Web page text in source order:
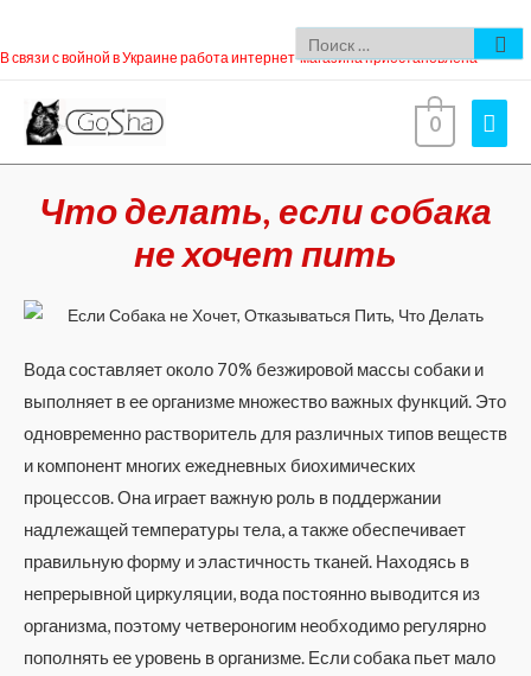
В связи с войной в Украине работа интернет-магазина приостановлена
0
Что делать, если собака
не хочет пить
Вода составляет около 70% безжировой массы собаки и
выполняет в ее организме множество важных функций. Это
одновременно растворитель для различных типов веществ
и компонент многих ежедневных биохимических
процессов. Она играет важную роль в поддержании
надлежащей температуры тела, а также обеспечивает
правильную форму и эластичность тканей. Находясь в
непрерывной циркуляции, вода постоянно выводится из
организма, поэтому четвероногим необходимо регулярно
пополнять ее уровень в организме. Если собака пьет мало